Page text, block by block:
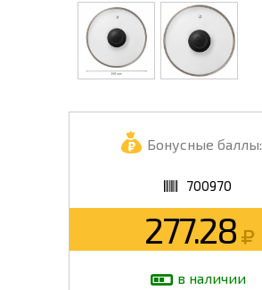
Бонусные баллы:
700970
277.28
в наличии